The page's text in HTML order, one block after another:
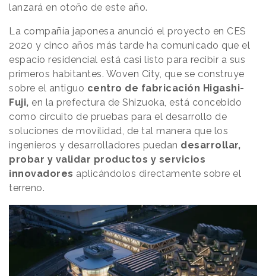
lanzará en otoño de este año.
La compañía japonesa anunció el proyecto en CES
2020 y cinco años más tarde ha comunicado que el
espacio residencial está casi listo para recibir a sus
primeros habitantes. Woven City, que se construye
sobre el antiguo centro de fabricación Higashi-
Fuji, en la prefectura de Shizuoka, está concebido
como circuito de pruebas para el desarrollo de
soluciones de movilidad, de tal manera que los
ingenieros y desarrolladores puedan desarrollar,
probar y validar productos y servicios
innovadores aplicándolos directamente sobre el
terreno.